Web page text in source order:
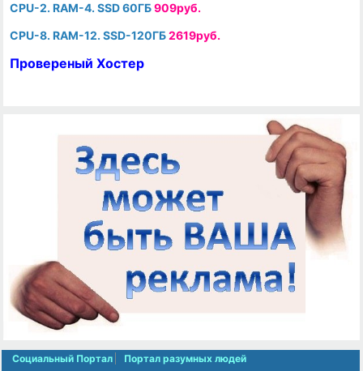
CPU-2. RAM-4. SSD 60ГБ909руб.
CPU-8. RAM-12. SSD-120ГБ2619руб.
Провереный Хостер
Социальный Портал Портал разумных людей